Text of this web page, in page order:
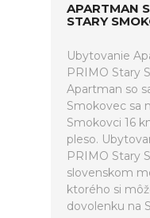
APARTMAN
STARY
Ubytovanie
PRIMO Stary
Apartman so
Smokovec sa
Smokovci 16
pleso.
PRIMO Stary
slovenskom
ktorého si
dovolenku na